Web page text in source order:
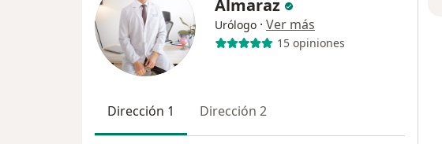
Almaraz
Urólogo · Ver más
15 opiniones
Dirección 1 Dirección 2